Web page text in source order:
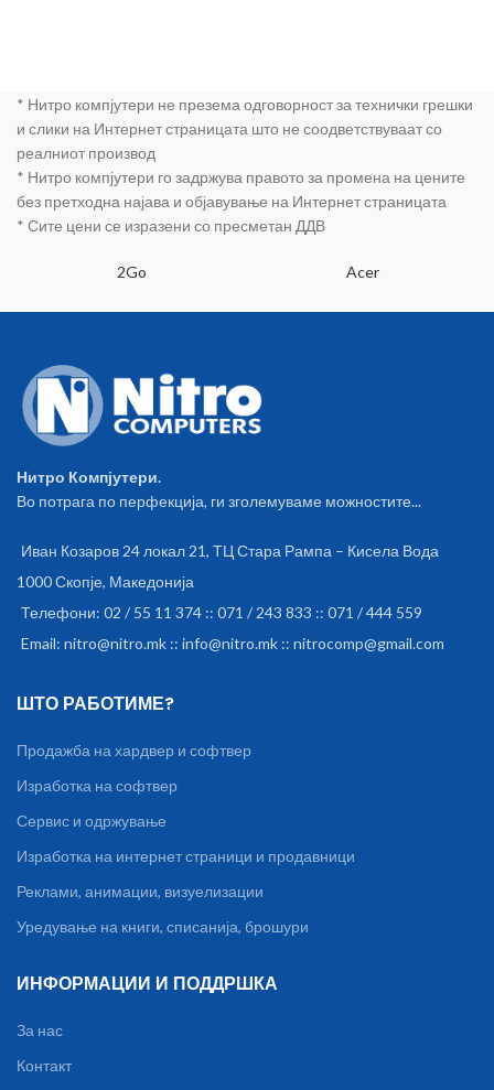
* Нитро компјутери не презема одговорност за технички грешки
и слики на Интернет страницата што не соодветствуваат со
реалниот производ
* Нитро компјутери го задржува правото за промена на цените
без претходна најава и објавување на Интернет страницата
* Сите цени се изразени со пресметан ДДВ
2Go Acer
Нитро Компјутери.
Во потрага по перфекција, ги зголемуваме можностите...
Иван Козаров 24 локал 21, ТЦ Стара Рампа – Кисела Вода
1000 Скопје, Македонија
Телефони: 02 / 55 11 374 :: 071 / 243 833 :: 071 / 444 559
Email: nitro@nitro.mk :: info@nitro.mk :: nitrocomp@gmail.com
ШТО РАБОТИМЕ?
Продажба на хардвер и софтвер
Изработка на софтвер
Сервис и одржување
Изработка на интернет страници и продавници
Реклами, анимации, визуелизации
Уредување на книги, списанија, брошури
ИНФОРМАЦИИ И ПОДДРШКА
За нас
Контакт